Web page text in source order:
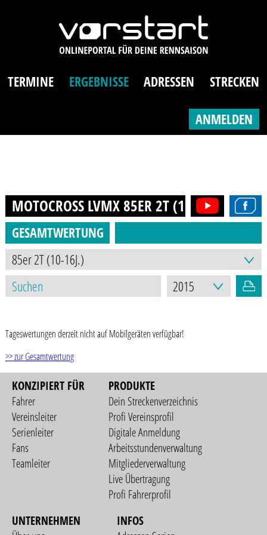
TERMINE ERGEBNISSE ADRESSEN STRECKEN
ANMELDEN
MOTOCROSS LVMX 85ER 2T (10-16J.) 2015
GESAMTWERTUNG
Tageswertungen derzeit nicht auf Mobilgeräten verfügbar!
>> zur Gesamtwertung
KONZIPIERT FÜR
Fahrer
Vereinsleiter
Serienleiter
Fans
Teamleiter
PRODUKTE
Dein Streckenverzeichnis
Profi Vereinsprofil
Digitale Anmeldung
Arbeitsstundenverwaltung
Mitgliederverwaltung
Live Übertragung
Profi Fahrerprofil
UNTERNEHMEN
INFOS